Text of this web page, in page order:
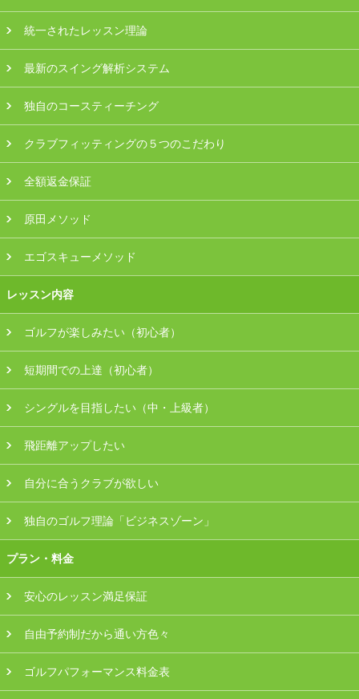
店舗一覧
東京
関東（神奈川・埼玉・千葉）
中部（静岡・愛知）
関西（大阪・兵庫・滋賀）
受講生の声
採用情報
統一されたレッスン理論
最新のスイング解析システム
独自のコースティーチング
クラブフィッティングの５つのこだわり
全額返金保証
原田メソッド
エゴスキューメソッド
レッスン内容
ゴルフが楽しみたい（初心者）
短期間での上達（初心者）
シングルを目指したい（中・上級者）
飛距離アップしたい
自分に合うクラブが欲しい
独自のゴルフ理論「ビジネスゾーン」
プラン・料金
安心のレッスン満足保証
自由予約制だから通い方色々
ゴルフパフォーマンス料金表